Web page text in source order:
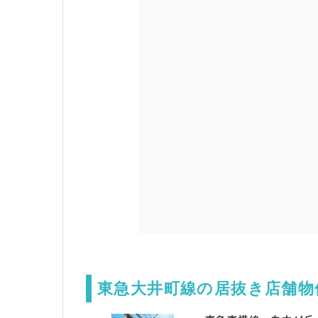
東急大井町線の居抜き店舗